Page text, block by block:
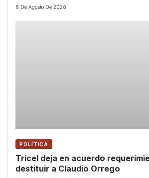
8 De Agosto De 2026
POLÍTICA
Tricel deja en acuerdo
destituir a Claudio Orrego